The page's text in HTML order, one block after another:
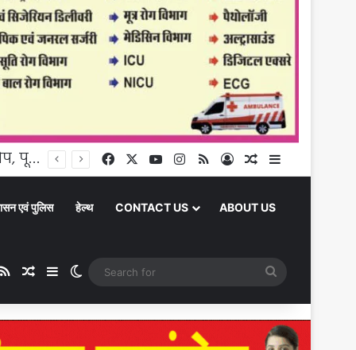
Daily Horoscope 08 August 2026:: इस राशि के जातकों को आज सेहत में हो सकती है हल्की दिक्कत Facebook YouTubeInstagram
RSS Log InRandom Article
एवं पुलिस हेल्थ CONTACT US ABOUT US
RSS Random Article
SidebarSwitch skin